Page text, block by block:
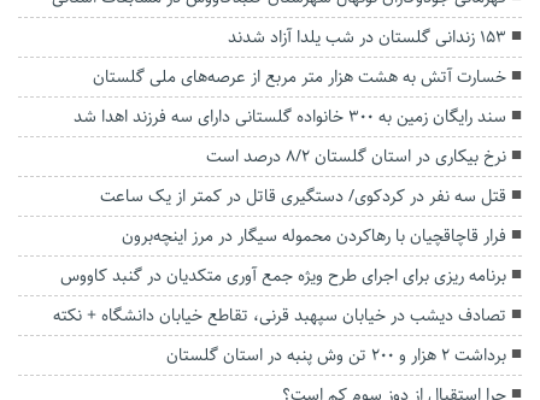
۱۵۳ زندانی گلستان در شب یلدا آزاد شدند
خسارت آتش به هشت هزار متر مربع از عرصه‌های ملی گلستان
سند رایگان زمین به ۳۰۰ خانواده گلستانی دارای سه فرزند اهدا شد
نرخ بیکاری در استان گلستان ۸/۲ درصد است
قتل سه نفر در کردکوی/ دستگیری قاتل در کمتر از یک ساعت
فرار قاچاقچیان با رهاکردن محموله سیگار در مرز اینچه‌برون
برنامه ریزی برای اجرای طرح ویژه جمع آوری متکدیان در گنبد کاووس
تصادف دیشب در خیابان سپهبد قرنی، تقاطع خیابان دانشگاه + نکته
برداشت ۲ هزار و ۲۰۰ تن وش پنبه در استان گلستان